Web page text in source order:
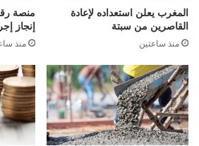
المغرب يعلن استعداده لإعادة
القاصرين من سبتة
منذ ساعتين
منصة
إنجاز
منذ